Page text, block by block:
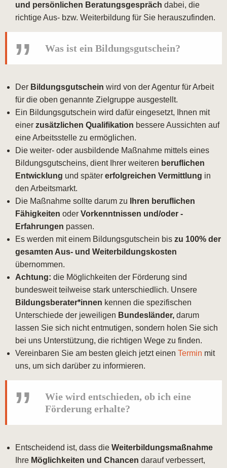
und persönlichen Beratungsgespräch dabei, die
richtige Aus- bzw. Weiterbildung für Sie herauszufinden.
Was ist ein Bildungsgutschein?
Der Bildungsgutschein wird von der Agentur für Arbeit
für die oben genannte Zielgruppe ausgestellt.
Ein Bildungsgutschein wird dafür eingesetzt, Ihnen mit
einer zusätzlichen Qualifikation bessere Aussichten auf
eine Arbeitsstelle zu ermöglichen.
Die weiter- oder ausbildende Maßnahme mittels eines
Bildungsgutscheins, dient Ihrer weiteren beruflichen
Entwicklung und später erfolgreichen Vermittlung in
den Arbeitsmarkt.
Die Maßnahme sollte darum zu Ihren beruflichen
Fähigkeiten oder Vorkenntnissen und/oder -
Erfahrungen passen.
Es werden mit einem Bildungsgutschein bis zu 100% der
gesamten Aus- und Weiterbildungskosten
übernommen.
Achtung: die Möglichkeiten der Förderung sind
bundesweit teilweise stark unterschiedlich. Unsere
Bildungsberater*innen kennen die spezifischen
Unterschiede der jeweiligen Bundesländer, darum
lassen Sie sich nicht entmutigen, sondern holen Sie sich
bei uns Unterstützung, die richtigen Wege zu finden.
Vereinbaren Sie am besten gleich jetzt einen Termin mit
uns, um sich darüber zu informieren.
Wie wird entschieden, ob ich eine
Förderung erhalte?
Entscheidend ist, dass die Weiterbildungsmaßnahme
Ihre Möglichkeiten und Chancen darauf verbessert,